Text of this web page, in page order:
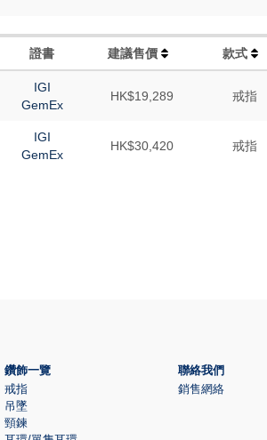
證書 建議售價 款式
IGI
GemEx
HK$19,289 戒指
IGI
GemEx
HK$30,420 戒指
鑽飾一覽
戒指
吊墜
頸鍊
聯絡我們
銷售網絡